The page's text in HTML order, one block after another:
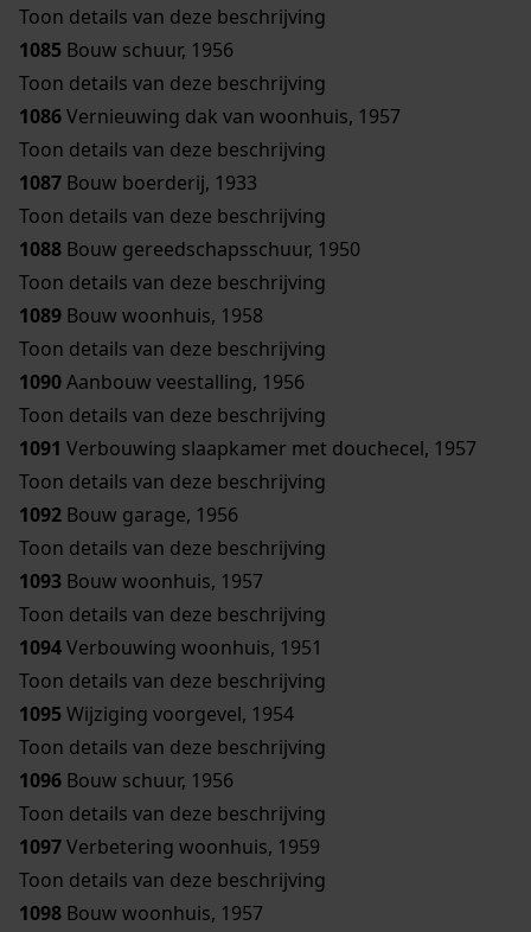
Toon details van deze beschrijving
1085 Bouw schuur, 1956
Toon details van deze beschrijving
1086Vernieuwing dak van woonhuis, 1957
Toon details van deze beschrijving
1087 Bouw boerderij, 1933
Toon details van deze beschrijving
1088 Bouw gereedschapsschuur, 1950
Toon details van deze beschrijving
1089 Bouw woonhuis, 1958
Toon details van deze beschrijving
1090Aanbouw veestalling, 1956
Toon details van deze beschrijving
1091 Verbouwing slaapkamer met douchecel, 1957
Toon details van deze beschrijving
1092 Bouw garage, 1956
Toon details van deze beschrijving
1093 Bouw woonhuis, 1957
Toon details van deze beschrijving
1094Verbouwing woonhuis, 1951
Toon details van deze beschrijving
1095Wijziging voorgevel, 1954
Toon details van deze beschrijving
1096 Bouw schuur, 1956
Toon details van deze beschrijving
1097Verbetering woonhuis, 1959
Toon details van deze beschrijving
1098 Bouw woonhuis, 1957